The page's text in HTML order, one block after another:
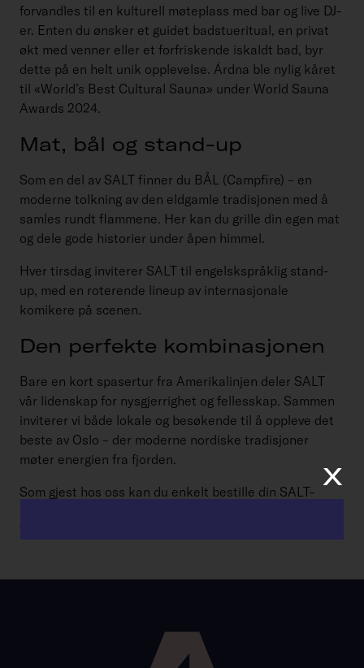
forvandles til en kulturell møteplass med bar og live DJ-
er. Enten du ønsker et guidet badstueritual, en privat
økt med venner eller et forfriskende iskaldt bad, byr
dette på en helt unik opplevelse. Árdna ble nylig kåret
til «World’s Best Cultural Sauna» under World Sauna
Awards 2024.
Mat, bål og stand-up
Som en del av SALT finner du BÅL (Campfire) – en
moderne tolkning av den eldgamle tradisjonen med å
samles rundt flammene. Her kan du grille din egen mat
og dele gode historier under åpen himmel.
Hver tirsdag inviterer SALT til engelskspråklig stand-
up, med en roterende lineup av internasjonale
komikere på scenen.
Den perfekte kombinasjonen
Bare en kort spasertur fra Amerikalinjen deler SALT
vår lidenskap for nysgjerrighet og fellesskap. Sammen
inviterer vi både lokale og besøkende til å oppleve det
beste av Oslo – der moderne nordiske tradisjoner
møter energien fra fjorden.
Som gjest hos oss kan du enkelt bestille din SALT-
Ta kontakt med resepsjonen, så hjelper vi deg.
x